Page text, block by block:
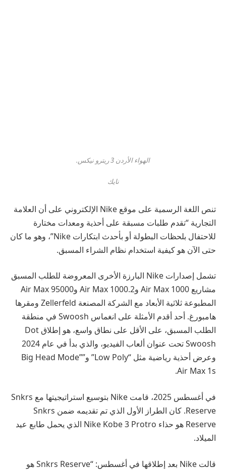
الهواء الأردن 3 ريترو نيكس.
نايك
تنص اللغة الرسمية على موقع Nike الإلكتروني على أن العلامة
التجارية “تقدم طلبات مسبقة على أحذية ومعدات مختارة
للاحتفال بلحظات البطولة أو بأحدث ابتكارات Nike”، وهو ما كان
حتى الآن هو كيفية استخدام نظام الشراء المسبق.
تشمل إصدارات Nike البارزة الأخرى المعروضة للطلب المسبق
مشاريع Air Max 1000 وAir Max 1000.2 وAir Max 95000
المطبوعة ثلاثية الأبعاد مع الشركة المصنعة Zellerfeld ومقرها
هامبورغ. أحد أقدم الأمثلة على انغماس Swoosh في منطقة
الطلب المسبق، على الأقل على نطاق واسع، هو إطلاق Dot
Swoosh تحت عنوان ألعاب الفيديو، والذي بدأ في عام 2024
وعرض أحذية رياضية مثل “Low Poly” و”Big Head Mode”
Air Max 1s.
في أغسطس 2025، قامت Nike بتوسيع استراتيجيتها مع Snkrs
Reserve. كان الطراز الأول الذي تم تقديمه ضمن Snkrs
Reserve هو حذاء Nike Kobe 3 Protro الذي يحمل طابع عيد
الميلاد.
قالت Nike بعد إطلاقها في أغسطس: “Snkrs Reserve هو